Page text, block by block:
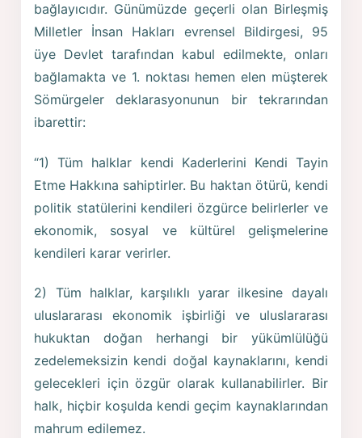
bağlayıcıdır. Günümüzde geçerli olan Birleşmiş
Milletler İnsan Hakları evrensel Bildirgesi, 95
üye Devlet tarafından kabul edilmekte, onları
bağlamakta ve 1. noktası hemen elen müşterek
Sömürgeler deklarasyonunun bir tekrarından
ibarettir:
“1) Tüm halklar kendi Kaderlerini Kendi Tayin
Etme Hakkına sahiptirler. Bu haktan ötürü, kendi
politik statülerini kendileri özgürce belirlerler ve
ekonomik, sosyal ve kültürel gelişmelerine
kendileri karar verirler.
2) Tüm halklar, karşılıklı yarar ilkesine dayalı
uluslararası ekonomik işbirliği ve uluslararası
hukuktan doğan herhangi bir yükümlülüğü
zedelemeksizin kendi doğal kaynaklarını, kendi
gelecekleri için özgür olarak kullanabilirler. Bir
halk, hiçbir koşulda kendi geçim kaynaklarından
mahrum edilemez.